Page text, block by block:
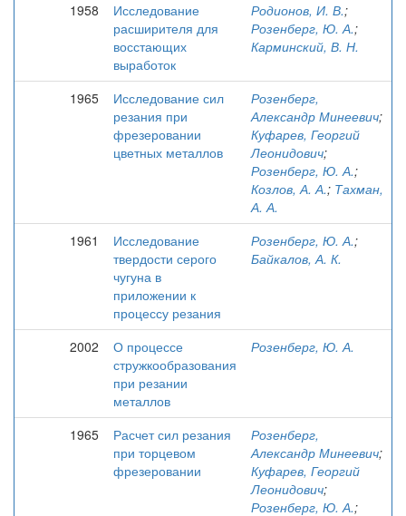
1958
Исследование
расширителя для
восстающих
выработок
Родионов, И. В.;
Розенберг, Ю. А.;
Карминский, В. Н.
1965
Исследование сил
резания при
фрезеровании
цветных металлов
Розенберг,
Александр Минеевич;
Куфарев, Георгий
Леонидович;
Розенберг, Ю. А.;
Козлов, А. А.; Тахман,
А. А.
1961
Исследование
твердости серого
чугуна в
приложении к
процессу резания
Розенберг, Ю. А.;
Байкалов, А. К.
2002
О процессе
стружкообразования
при резании
металлов
Розенберг, Ю. А.
1965
Расчет сил резания
при торцевом
фрезеровании
Розенберг,
Александр Минеевич;
Куфарев, Георгий
Леонидович;
Розенберг, Ю. А.;